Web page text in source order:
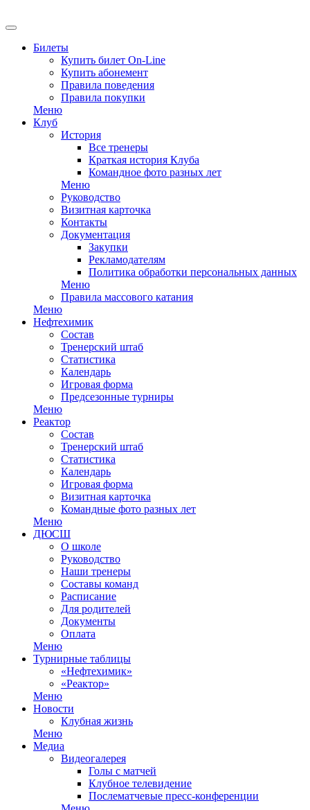
Билеты
Купить билет On-Line
Купить абонемент
Правила поведения
Правила покупки
Меню
Клуб
История
Все тренеры
Краткая история Клуба
Командное фото разных лет
Меню
Руководство
Визитная карточка
Контакты
Документация
Закупки
Рекламодателям
Политика обработки персональных данных
Меню
Правила массового катания
Меню
Нефтехимик
Состав
Тренерский штаб
Статистика
Календарь
Игровая форма
Предсезонные турниры
Меню
Реактор
Состав
Тренерский штаб
Статистика
Календарь
Игровая форма
Визитная карточка
Командные фото разных лет
Меню
ДЮСШ
О школе
Руководство
Наши тренеры
Составы команд
Расписание
Для родителей
Документы
Оплата
Меню
Турнирные таблицы
«Нефтехимик»
«Реактор»
Меню
Новости
Клубная жизнь
Меню
Медиа
Видеогалерея
Голы с матчей
Клубное телевидение
Послематчевые пресс-конференции